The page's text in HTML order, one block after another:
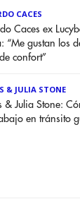
CACES
Caces ex
“Me gustan los
confort”
& JULIA STONE
& Julia Stone:
en tránsito